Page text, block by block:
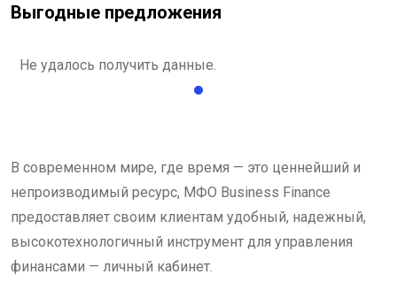
Выгодные предложения
Не удалось получить данные.
В современном мире, где время — это ценнейший и
непроизводимый ресурс, МФО Business Finance
предоставляет своим клиентам удобный, надежный,
высокотехнологичный инструмент для управления
финансами — личный кабинет.